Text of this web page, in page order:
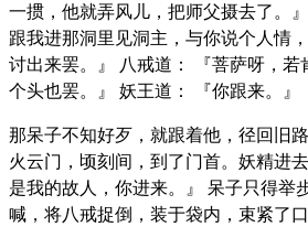
一掼，他就弄风儿，把师父摄去了。
跟我进那洞里见洞主，与你说个人情
讨出来罢。』 八戒道： 『菩萨呀，若
个头也罢。』 妖王道： 『你跟来。』
那呆子不知好歹，就跟着他，径回旧
火云门，顷刻间，到了门首。妖精进
是我的故人，你进来。』 呆子只得举
喊，将八戒捉倒，装于袋内，束紧了